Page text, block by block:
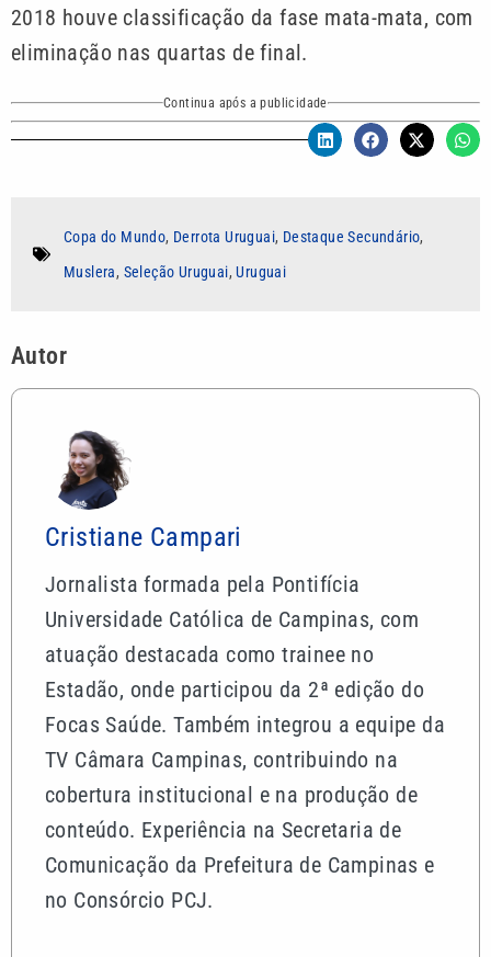
2018 houve classificação da fase mata-mata, com
eliminação nas quartas de final.
Continua após a publicidade
Copa do Mundo, Derrota Uruguai, Destaque Secundário,
Muslera, Seleção Uruguai,Uruguai
Autor
Cristiane Campari
Jornalista formada pela Pontifícia
Universidade Católica de Campinas, com
atuação destacada como trainee no
Estadão, onde participou da 2ª edição do
Focas Saúde. Também integrou a equipe da
TV Câmara Campinas, contribuindo na
cobertura institucional e na produção de
conteúdo. Experiência na Secretaria de
Comunicação da Prefeitura de Campinas e
no Consórcio PCJ.